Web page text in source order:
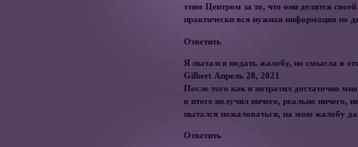
этим Центром за то, что они делятся
практически вся нужная информация по
Ответить
Я пытался подать жалобу, но смысла в
Gilbert Апрель 28, 2021
После того как я потратил достаточно
в итоге получил ничего, реально ничего,
пытался пожаловаться, на мою жалобу
Ответить